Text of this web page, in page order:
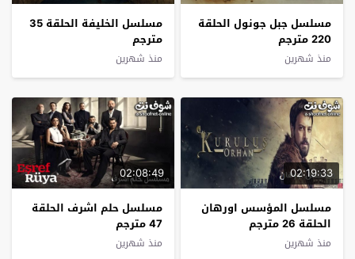
مسلسل جبل جونول الحلقة
220 مترجم
منذ شهرين
مسلسل الخليفة الحلقة 35
مترجم
منذ شهرين
02:19:33
مسلسل المؤسس اورهان
الحلقة 26 مترجم
منذ شهرين
02:08:49
مسلسل حلم اشرف الحلقة
47 مترجم
منذ شهرين